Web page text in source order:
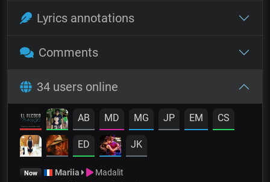
Lyrics annotations
Comments
34 users online
AB MD MG JP EM CS
ED JK
Now Mariia Madalit